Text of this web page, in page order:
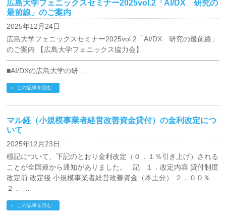
広島大学フェニックスセミナー2025vol.2「AI/DX 研究の
最前線」のご案内
2025年12月24日
広島大学フェニックスセミナー2025vol.2「AI/DX 研究の最前線」
のご案内 【広島大学フェニックス協力会】
■AI/DXの広島大学の研 …
この記事を読む
マル経（小規模事業者経営改善資金貸付）の金利改定につ
いて
2025年12月23日
標記について、下記のとおり金利改定（０．１％引き上げ）される
ことが全国連から通知がありました。 記 １．改定内容 貸付制度
改定前 改定後 小規模事業者経営改善資金（本土分） ２．００％
２． …
この記事を読む